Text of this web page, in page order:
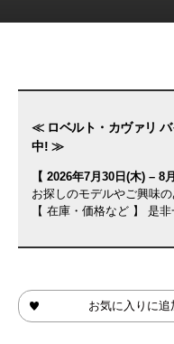
≪ ロベルト・カヴァリ バ
中! ≫
【 2026年7月30日(木) – 8
お探しのモデルやご興味
【 在庫・価格など 】 是
お気に入りに追